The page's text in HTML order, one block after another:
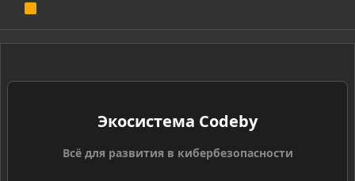
S
Экосистема Codeby
Всё для развития в кибербезопасности